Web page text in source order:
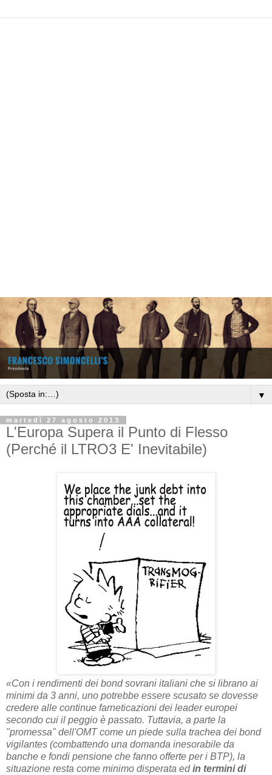
▼
martedì 27 agosto 2013
L'Europa Supera il Punto di Flesso
(Perché il LTRO3 E' Inevitabile)
«Con i rendimenti dei bond sovrani italiani che si librano ai
minimi da 3 anni, uno potrebbe essere scusato se dovesse
credere alle continue farneticazioni dei leader europei
secondo cui il peggio è passato. Tuttavia, a parte la
"promessa" dell'OMT come un piede sulla trachea dei bond
vigilantes (combattendo una domanda inesorabile da
banche e fondi pensione che fanno offerte per i BTP), la
situazione resta come minimo disperata edin termini di